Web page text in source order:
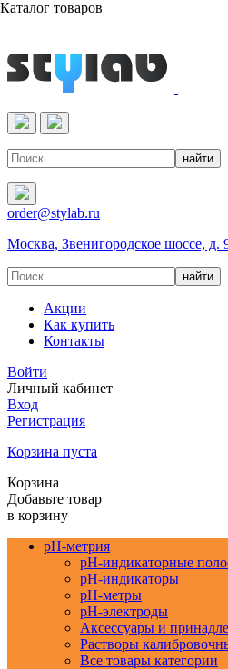
Реактивы & Оборудование
order@stylab.ru
Москва, Звенигородское шоссе, д.
Акции
Как купить
Контакты
Войти
Личный кабинет
Вход
Регистрация
Корзина пуста
Корзина
Добавьте товар
в корзину
pH-метрия
pH-индикаторные
pH-индикаторы
pH-метры
pH-электроды
Аксессуары и
Растворы
Все товары категории
Каталог товаров